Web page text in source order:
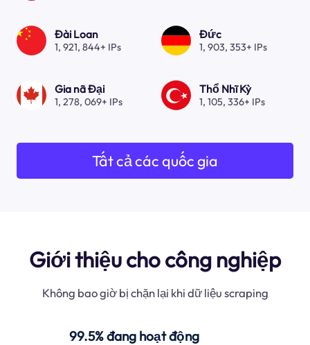
Đài Loan
1, 921, 844+ IPs
Đức
1, 903, 353+ IPs
Gia nã Đại
1, 278, 069+ IPs
Thổ Nhĩ Kỳ
1, 105, 336+ IPs
Tất cả các quốc gia
Giới thiệu cho công nghiệp
Không bao giờ bị chặn lại khi dữ liệu scraping
99.5% đang hoạt động